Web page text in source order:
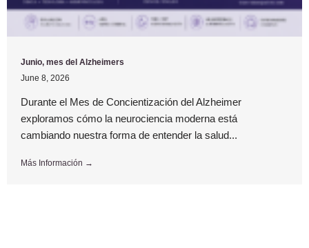
Junio, mes del Alzheimers
June 8, 2026
Durante el Mes de Concientización del Alzheimer
exploramos cómo la neurociencia moderna está
cambiando nuestra forma de entender la salud...
Más Información →